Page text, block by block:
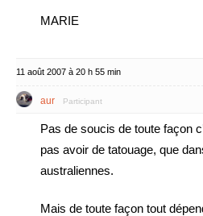
MARIE
11 août 2007 à 20 h 55 min
aur Participant
Pas de soucis de toute façon
pas avoir de tatouage, que
australiennes.
Mais de toute façon tout